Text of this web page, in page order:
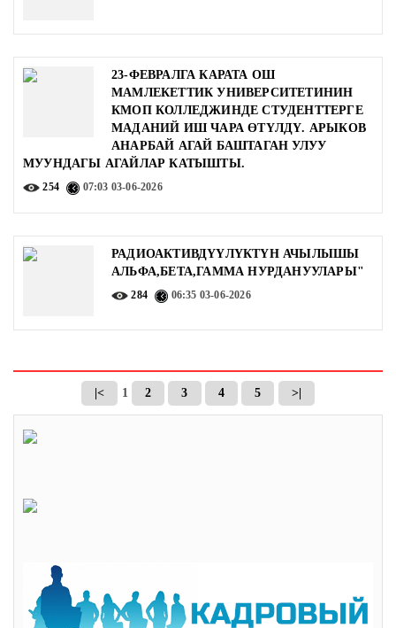
23-ФЕВРАЛГА КАРАТА ОШ
МАМЛЕКЕТТИК УНИВЕРСИТЕТИНИН
КМОП КОЛЛЕДЖИНДЕ СТУДЕНТТЕРГЕ
МАДАНИЙ ИШ ЧАРА ӨТҮЛДҮ. АРЫКОВ
АНАРБАЙ АГАЙ БАШТАГАН УЛУУ
МУУНДАГЫ АГАЙЛАР КАТЫШТЫ.
254 07:03 03-06-2026
РАДИОАКТИВДҮҮЛҮКТҮН АЧЫЛЫШЫ
АЛЬФА,БЕТА,ГАММА НУРДАНУУЛАРЫ"
284 06:35 03-06-2026
|< 1 2 3 4 5 >|